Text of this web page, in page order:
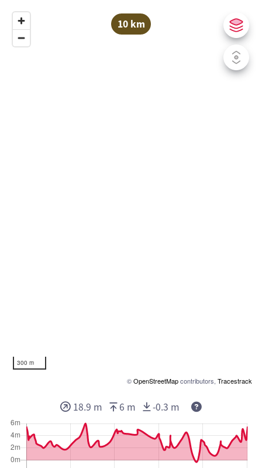
10 km
300 m
©OpenStreetMapcontributors, Tracestrack
18.9 m 6 m -0.3 m